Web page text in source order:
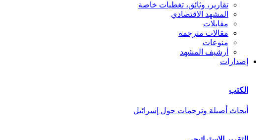
تقارير، وثائق، تغطيات خاصة
المشهد الاقتصادي
مقابلات
مقالات مترجمة
منوعات
أرشيف المشهد
إصدارات
الكتب
أبحاث أصيلة وترجمات حول إسرائيل